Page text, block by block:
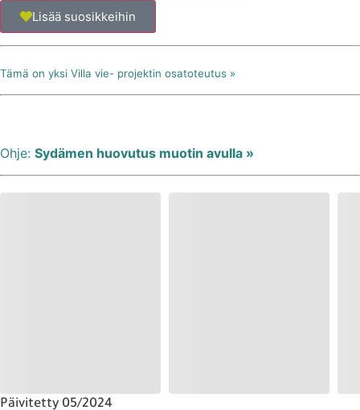
Lisää suosikkeihin
Tämä on yksi Villa vie- projektin osatoteutus »
Ohje: Sydämen huovutus muotin avulla »
Päivitetty 05/2024